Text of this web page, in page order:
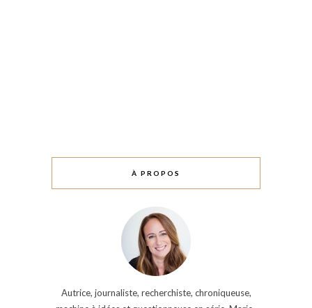
À PROPOS
Autrice, journaliste, recherchiste, chroniqueuse,